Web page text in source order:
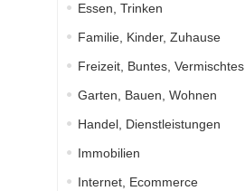
Essen, Trinken
Familie, Kinder, Zuhause
Freizeit, Buntes, Vermischtes
Garten, Bauen, Wohnen
Handel, Dienstleistungen
Immobilien
Internet, Ecommerce